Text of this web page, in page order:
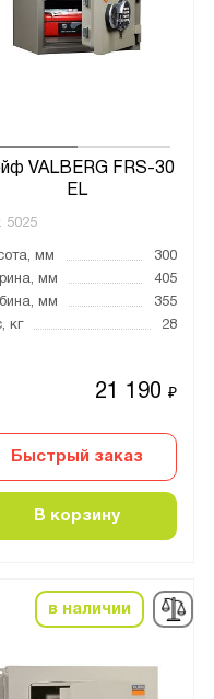
VALBERG FRS-30
EL
5025
мм
300
мм
405
мм
355
кг
28
21 190₽
Быстрый заказ
В корзину
в наличии